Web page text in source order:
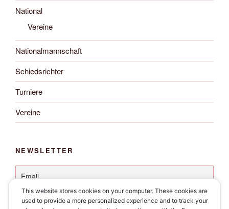
National
Vereine
Nationalmannschaft
Schiedsrichter
Turniere
Vereine
NEWSLETTER
This website stores cookies on your computer. These cookies are
used to provide a more personalized experience and to track your